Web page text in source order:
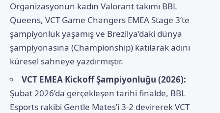
Organizasyonun kadın Valorant takımı BBL
Queens, VCT Game Changers EMEA Stage 3’te
şampiyonluk yaşamış ve Brezilya’daki dünya
şampiyonasına (Championship) katılarak adını
küresel sahneye yazdırmıştır.
VCT EMEA Kickoff Şampiyonluğu (2026):
Şubat 2026’da gerçekleşen tarihi finalde, BBL
Esports rakibi Gentle Mates’i 3-2 devirerek VCT